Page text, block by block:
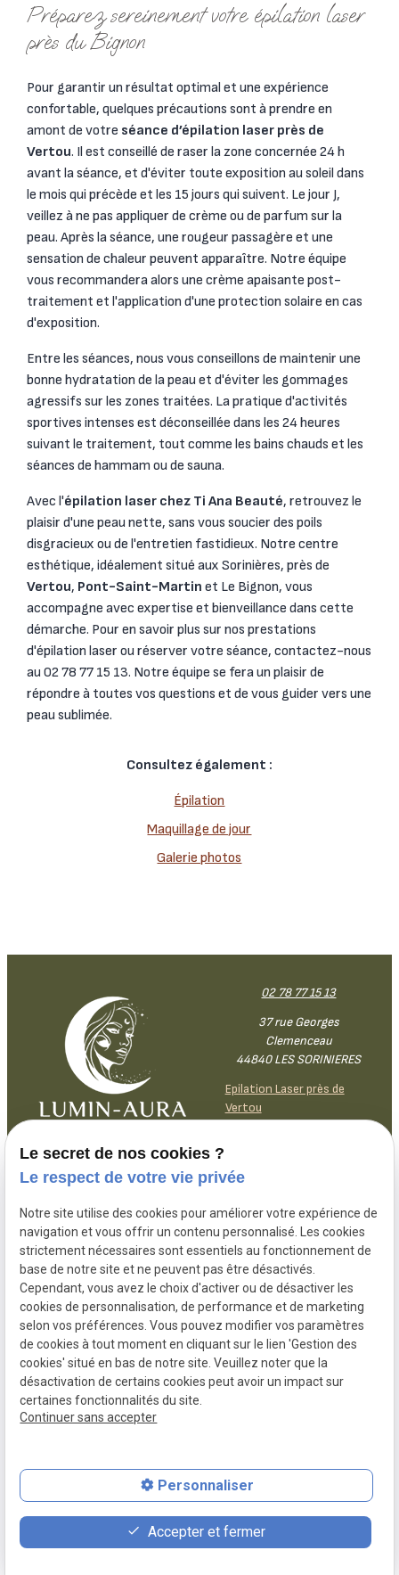
Prendre RDV
Préparez sereinement votre épilation laser
près du Bignon
Pour garantir un résultat optimal et une expérience
confortable, quelques précautions sont à prendre en
amont de votre séance d’épilation laser près de
Vertou. Il est conseillé de raser la zone concernée 24 h
avant la séance, et d'éviter toute exposition au soleil dans
le mois qui précède et les 15 jours qui suivent. Le jour J,
veillez à ne pas appliquer de crème ou de parfum sur la
peau. Après la séance, une rougeur passagère et une
sensation de chaleur peuvent apparaître. Notre équipe
vous recommandera alors une crème apaisante post-
traitement et l'application d'une protection solaire en cas
d'exposition.
Entre les séances, nous vous conseillons de maintenir une
bonne hydratation de la peau et d'éviter les gommages
agressifs sur les zones traitées. La pratique d'activités
sportives intenses est déconseillée dans les 24 heures
suivant le traitement, tout comme les bains chauds et les
séances de hammam ou de sauna.
Avec l'épilation laser chez Ti Ana Beauté, retrouvez le
plaisir d'une peau nette, sans vous soucier des poils
disgracieux ou de l'entretien fastidieux. Notre centre
esthétique, idéalement situé aux Sorinières, près de
Vertou, Pont-Saint-Martin et Le Bignon, vous
accompagne avec expertise et bienveillance dans cette
démarche. Pour en savoir plus sur nos prestations
d'épilation laser ou réserver votre séance, contactez-nous
au 02 78 77 15 13. Notre équipe se fera un plaisir de
répondre à toutes vos questions et de vous guider vers une
peau sublimée.
Consultez également :
Épilation
Maquillage de jour
Galerie photos
02 78 77 15 13
37 rue Georges
Clemenceau
44840 LES SORINIERES
Epilation Laser près de
Vertou
9h30-
Mercredi 9h30-12h30 /13h30-18h30
Jeudi
9h30-12h30 /13h30-18h30
Vendredi
9h30-18h30
Samedi
9h30-14h
Dimanche
Fermé
Mentions
légales
Politique de
confidentialité
Gestion des
Plan du site
Siret :
contact_page
Le secret de nos cookies ?
Le respect de votre vie privée
Notre site utilise des cookies pour améliorer votre expérience de
navigation et vous offrir un contenu personnalisé. Les cookies
strictement nécessaires sont essentiels au fonctionnement de
base de notre site et ne peuvent pas être désactivés.
Cependant, vous avez le choix d'activer ou de désactiver les
cookies de personnalisation, de performance et de marketing
selon vos préférences. Vous pouvez modifier vos paramètres
de cookies à tout moment en cliquant sur le lien 'Gestion des
cookies' situé en bas de notre site. Veuillez noter que la
désactivation de certains cookies peut avoir un impact sur
certaines fonctionnalités du site.
Continuer sans accepter
Personnaliser
Accepter et fermer